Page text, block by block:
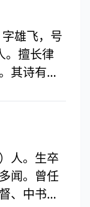
至从不过
雄飞，号
。擅长律
其诗有的
稽，归葬
篇，编成
诗》编有
间，范仲
人。生卒
闻。曾任
、中书侍